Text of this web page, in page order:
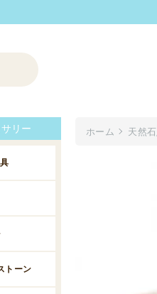
ホーム 天然
リー
トーン